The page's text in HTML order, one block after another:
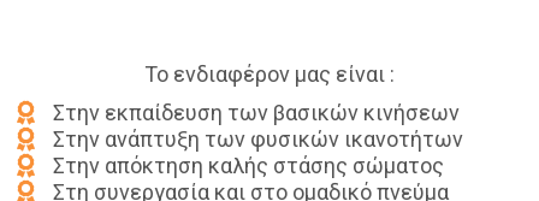
Το ενδιαφέρον μας είναι :
Στην εκπαίδευση των βασικών κινήσεων
Στην ανάπτυξη των φυσικών ικανοτήτων
Στην απόκτηση καλής στάσης σώματος
Στη συνεργασία και στο ομαδικό πνεύμα